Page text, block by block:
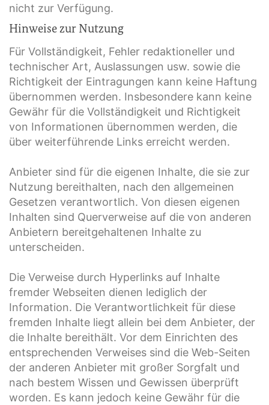
nicht zur Verfügung.
Hinweise zur Nutzung
Für Vollständigkeit, Fehler redaktioneller und
technischer Art, Auslassungen usw. sowie die
Richtigkeit der Eintragungen kann keine Haftung
übernommen werden. Insbesondere kann keine
Gewähr für die Vollständigkeit und Richtigkeit
von Informationen übernommen werden, die
über weiterführende Links erreicht werden.
Anbieter sind für die eigenen Inhalte, die sie zur
Nutzung bereithalten, nach den allgemeinen
Gesetzen verantwortlich. Von diesen eigenen
Inhalten sind Querverweise auf die von anderen
Anbietern bereitgehaltenen Inhalte zu
unterscheiden.
Die Verweise durch Hyperlinks auf Inhalte
fremder Webseiten dienen lediglich der
Information. Die Verantwortlichkeit für diese
fremden Inhalte liegt allein bei dem Anbieter, der
die Inhalte bereithält. Vor dem Einrichten des
entsprechenden Verweises sind die Web-Seiten
der anderen Anbieter mit großer Sorgfalt und
nach bestem Wissen und Gewissen überprüft
worden. Es kann jedoch keine Gewähr für die